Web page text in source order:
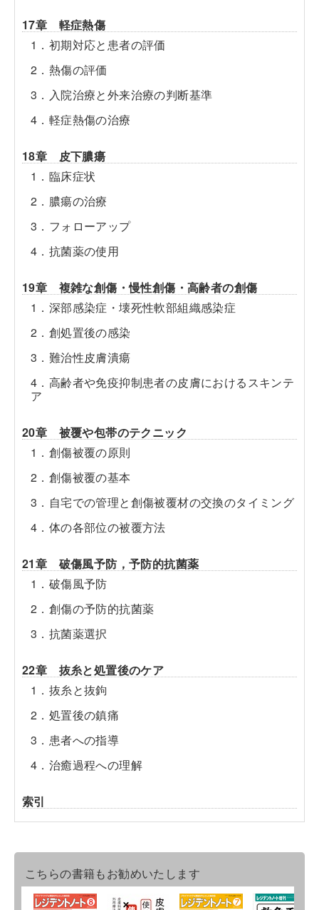
17章 軽症熱傷
1．初期対応と患者の評価
2．熱傷の評価
3．入院治療と外来治療の判断基準
4．軽症熱傷の治療
18章 皮下膿瘍
1．臨床症状
2．膿瘍の治療
3．フォローアップ
4．抗菌薬の使用
19章 複雑な創傷・慢性創傷・高齢者の創傷
1．深部感染症・壊死性軟部組織感染症
2．創処置後の感染
3．難治性皮膚潰瘍
4．高齢者や免疫抑制患者の皮膚におけるスキンテ
ア
20章 被覆や包帯のテクニック
1．創傷被覆の原則
2．創傷被覆の基本
3．自宅での管理と創傷被覆材の交換のタイミング
4．体の各部位の被覆方法
21章 破傷風予防，予防的抗菌薬
1．破傷風予防
2．創傷の予防的抗菌薬
3．抗菌薬選択
22章 抜糸と処置後のケア
1．抜糸と抜鉤
2．処置後の鎮痛
3．患者への指導
4．治癒過程への理解
索引
こちらの書籍もお勧めいたします